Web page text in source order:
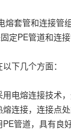
熔套管和连接
定PE管道和连
下几个方面：
电熔连接技术
连接，连接点
管道，具有良